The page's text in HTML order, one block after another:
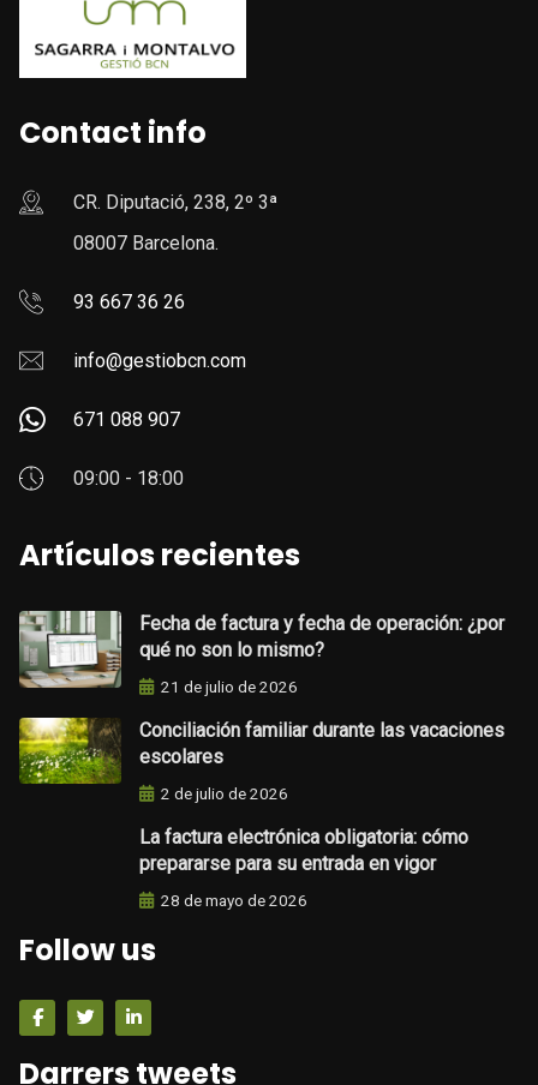
Contact info
CR. Diputació, 238, 2º 3ª
08007 Barcelona.
93 667 36 26
info@gestiobcn.com
671 088 907
09:00 - 18:00
Artículos recientes
Fecha de factura y fecha de operación: ¿por
qué no son lo mismo?
21 de julio de 2026
Conciliación familiar durante las vacaciones
escolares
2 de julio de 2026
La factura electrónica obligatoria: cómo
prepararse para su entrada en vigor
28 de mayo de 2026
Follow us
Darrers tweets